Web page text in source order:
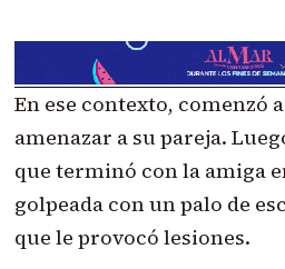
En ese contexto, comenzó
amenazar a su pareja.
que terminó con la amiga
golpeada con un palo de
que le provocó lesiones.